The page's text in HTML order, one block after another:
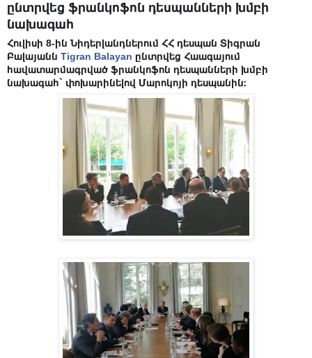
ընտրվեց ֆրանկոֆոն դեսպանների խմբի
նախագահ
Հուլիսի 8-ին Նիդերլանդներում ՀՀ դեսպան Տիգրան
Բալայանն Tigran Balayan ընտրվեց Հաագայում
հավատարմագրված ֆրանկոֆոն դեսպանների խմբի
նախագահ` փոխարինելով Մարոկոյի դեսպանին։